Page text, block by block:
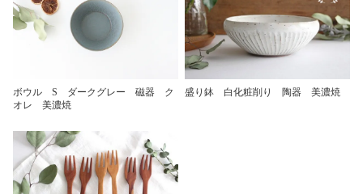
ボウル S ダークグレー 磁器 ク
オレ 美濃焼
盛り鉢 白化粧削り 陶器 美濃焼